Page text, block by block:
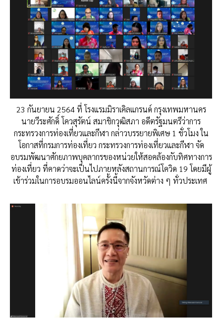
23 กันยายน 2564 ที่ โรงแรมมิราเคิลแกรนด์ กรุงเทพมหานคร
นายวีระศักดิ์ โควสุรัตน์ สมาชิกวุฒิสภา อดีตรัฐมนตรีว่าการ
กระทรวงการท่องเที่ยวและกีฬา กล่าวบรรยายพิเศษ 1 ชั่วโมง ใน
โอกาสที่กรมการท่องเที่ยว กระทรวงการท่องเที่ยวและกีฬา จัด
อบรมพัฒนาศักยภาพบุคลากรของหน่วยให้สอคล้องกับทิศทางการ
ท่องเที่ยว ที่คาดว่าจะเป็นไปภายหลังสถานการณ์โควิด 19 โดยมีผู้
เข้าร่วมในการอบรมออนไลน์ครั้งนี้จากจังหวัดต่าง ๆ ทั่วประเทศ